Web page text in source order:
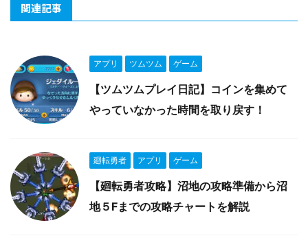
関連記事
アプリ ツムツム ゲーム
【ツムツムプレイ日記】コインを集めて
やっていなかった時間を取り戻す！
廻転勇者 アプリ ゲーム
【廻転勇者攻略】沼地の攻略準備から沼
地５Fまでの攻略チャートを解説